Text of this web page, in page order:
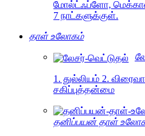
மோல்ட்ஃப்ளோ,
7 நாட்களுக்குள்.
தாள் உலோகம்
1. துல்லியம் 2.
சகிப்புத்தன்மை
தனிப்பயன் தாள்